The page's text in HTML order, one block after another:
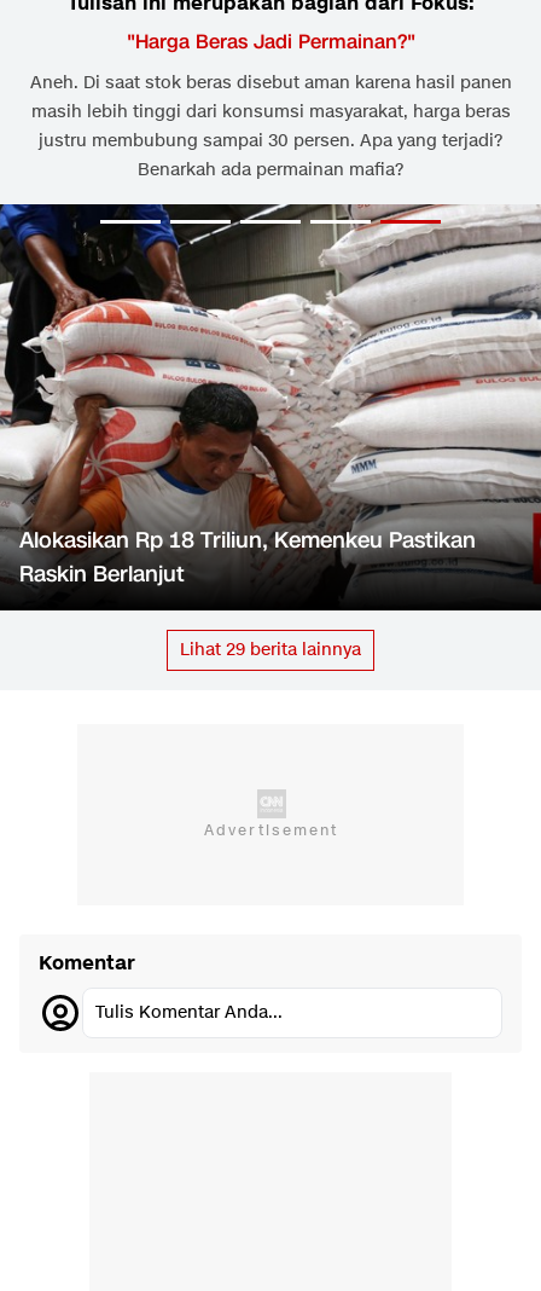
"Harga Beras Jadi Permainan?"
Aneh. Di saat stok beras disebut aman karena hasil panen
masih lebih tinggi dari konsumsi masyarakat, harga beras
justru membubung sampai 30 persen. Apa yang terjadi?
Benarkah ada permainan mafia?
Alokasikan Rp 18 Triliun, Kemenkeu Pastikan
Raskin Berlanjut
Lihat 29 berita lainnya
Komentar
Tulis Komentar Anda...